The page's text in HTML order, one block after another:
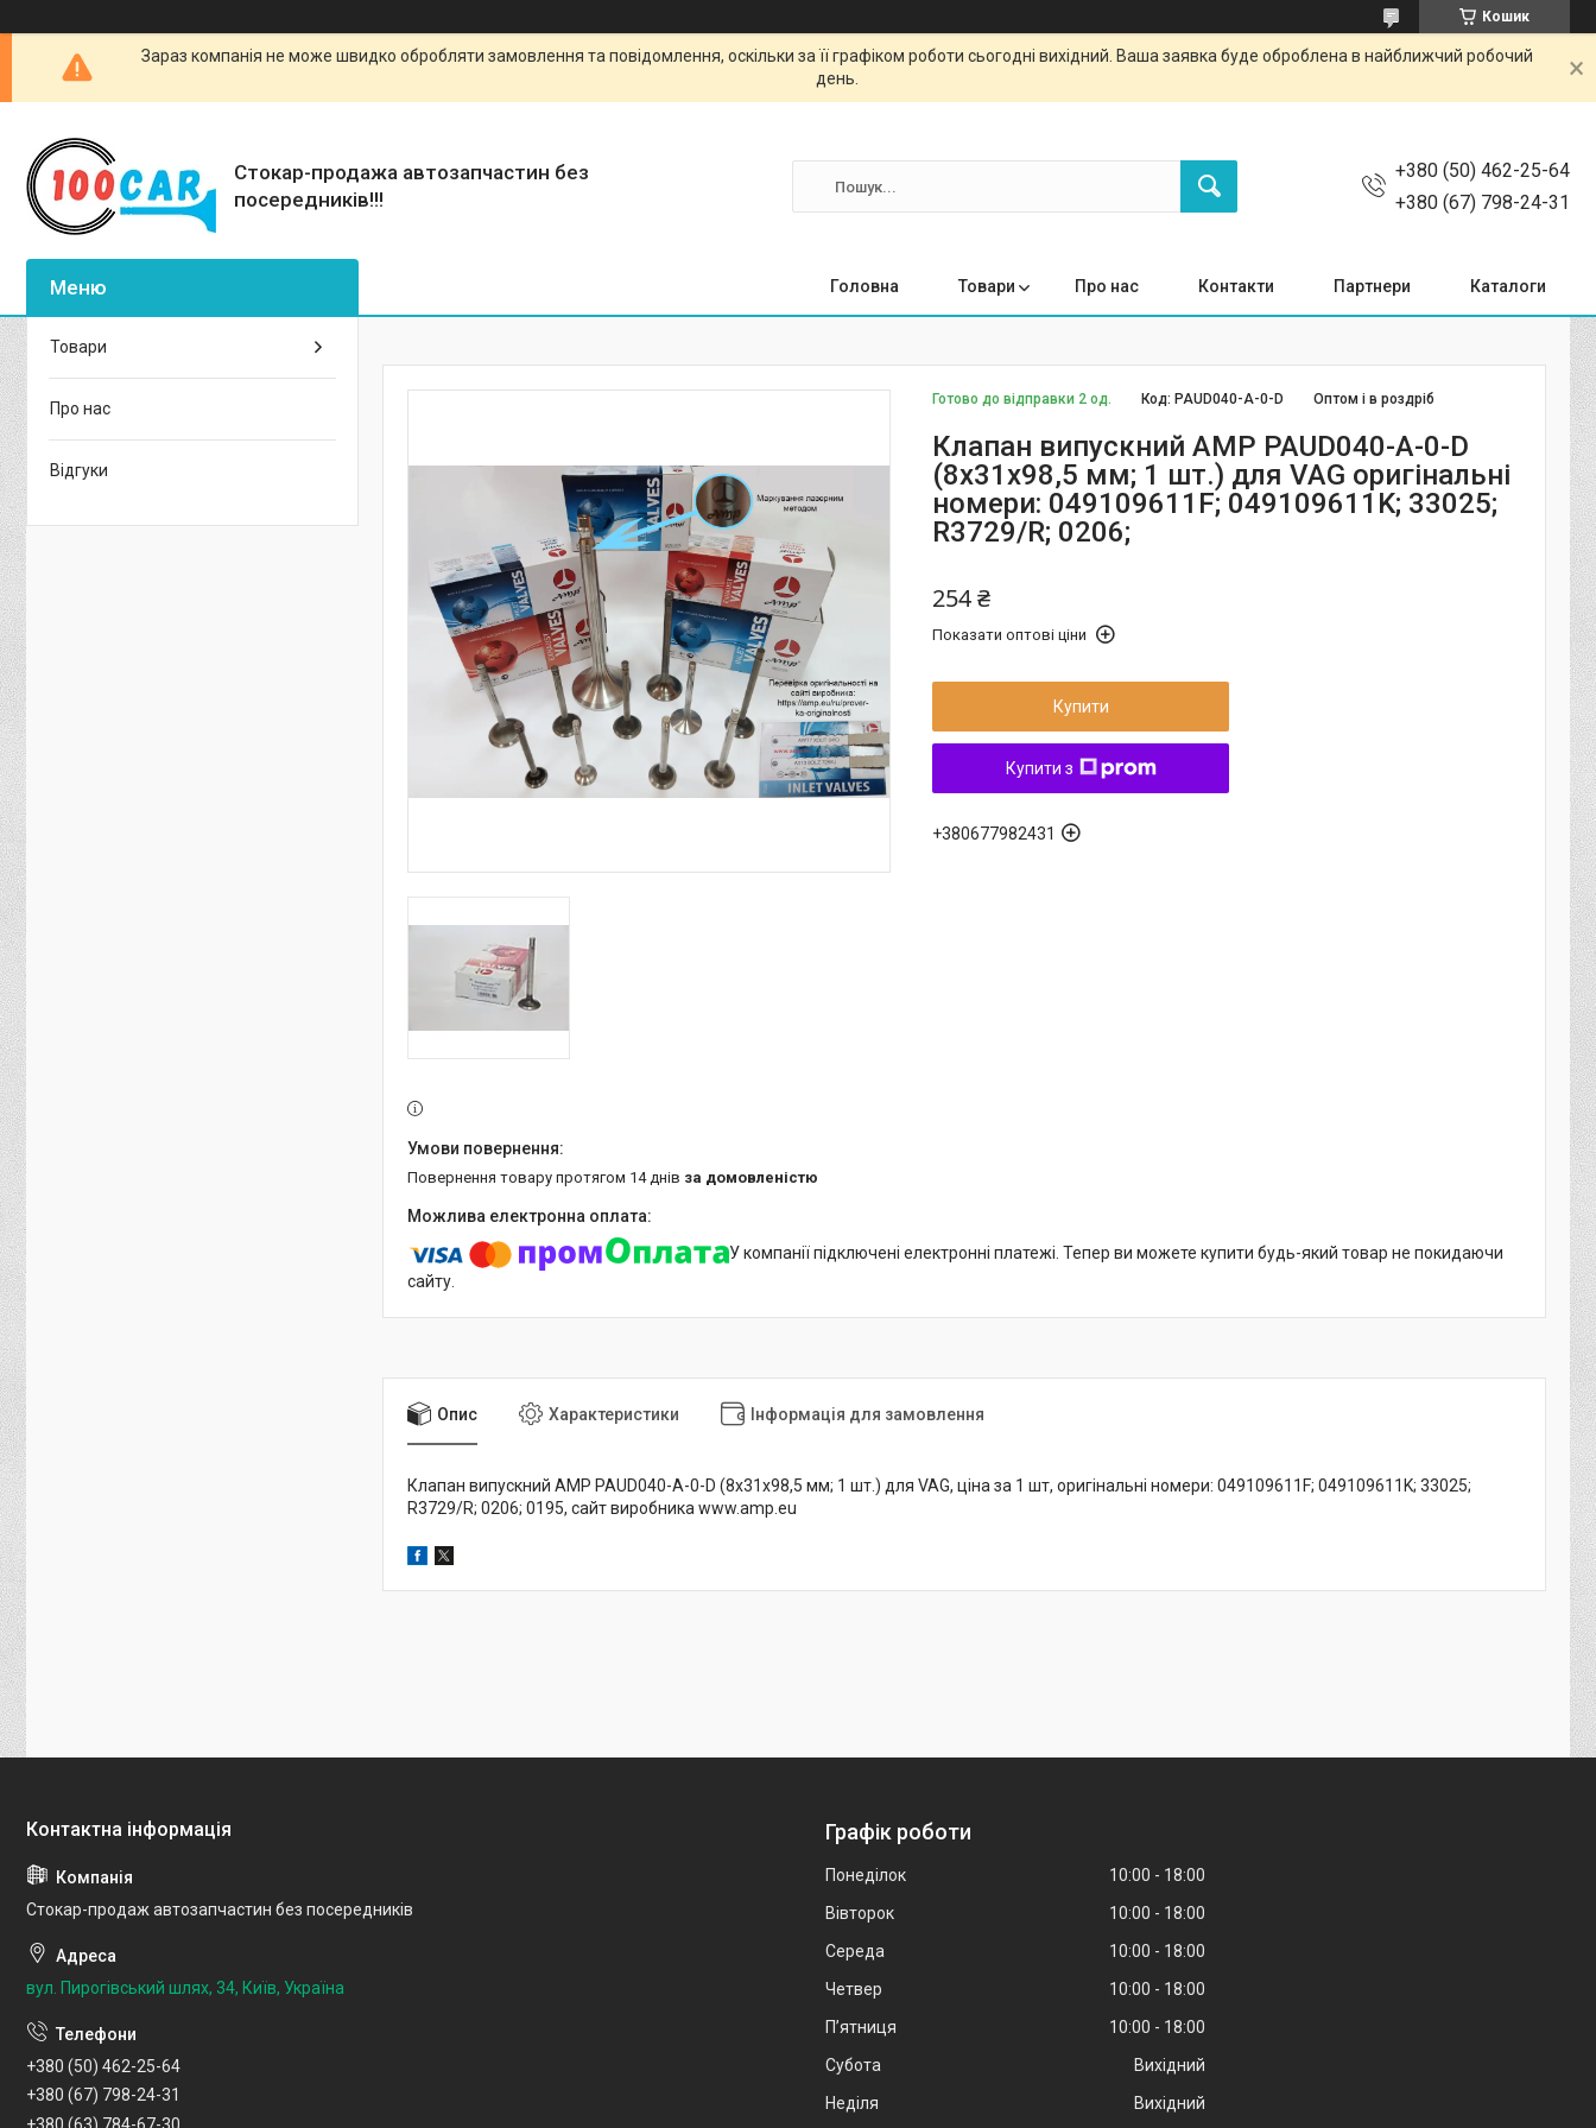
Кошик
Зараз компанія не може швидко обробляти замовлення та повідомлення, оскільки за її графіком роботи сьогодні вихідний. Ваша заявка буде оброблена в найближчий робочий
день.
Стокар-продажа автозапчастин без
посередників!!!
+380 (50) 462-25-64
+380 (67) 798-24-31
Головна Товари Про нас Контакти Партнери Каталоги
Готово до відправки 2 од. Оптом і в роздріб
Код: PAUD040-A-0-D
Клапан випускний AMP PAUD040-A-0-D
(8x31x98,5 мм; 1 шт.) для VAG оригінальні
номери: 049109611F; 049109611K; 33025;
R3729/R; 0206;
254 ₴
Показати оптові ціни
Купити
Купити з
+380677982431
повернення товару протягом 14 днів за домовленістю
У компанії підключені електронні платежі. Тепер ви можете купити будь-який товар не покидаючи
сайту.
Опис Характеристики Інформація для замовлення
Клапан випускний AMP PAUD040-A-0-D (8x31x98,5 мм; 1 шт.) для VAG, ціна за 1 шт, оригінальні номери: 049109611F; 049109611K; 33025;
R3729/R; 0206; 0195, сайт виробника www.amp.eu
Товари
Про нас
Відгуки
Стокар-продаж автозапчастин без посередників
вул. Пирогівський шлях, 34, Київ, Україна
+380 (50) 462-25-64
+380 (67) 798-24-31
Графік роботи
Понеділок 10:00
18:00
Вівторок
10:00
18:00
Середа
10:00
18:00
Четвер
10:00
18:00
Пʼятниця
10:00
18:00
Субота
Вихідний
Неділя
Вихідний